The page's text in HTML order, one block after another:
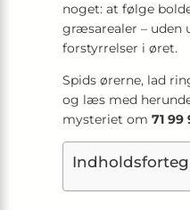
noget: at følge
græsarealer – uden
forstyrrelser i øret.
Spids ørerne, lad
og læs med
mysteriet om 71 99